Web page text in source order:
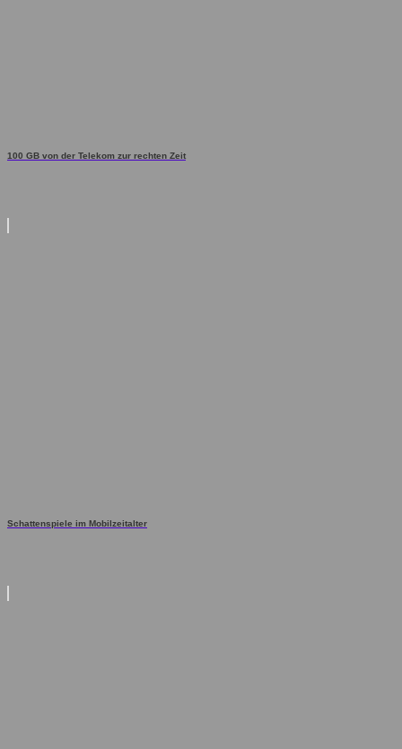
100 GB von der Telekom zur rechten Zeit
Schattenspiele im Mobilzeitalter